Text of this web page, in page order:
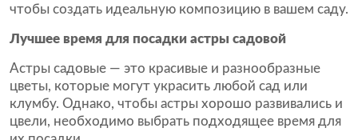
чтобы создать идеальную композицию в вашем саду.
Лучшее время для посадки астры садовой
Астры садовые — это красивые и разнообразные
цветы, которые могут украсить любой сад или
клумбу. Однако, чтобы астры хорошо развивались и
цвели, необходимо выбрать подходящее время для